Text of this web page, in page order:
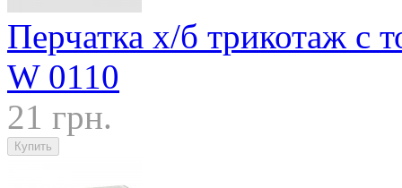
Перчатка х/б трикотаж с
W 0110
21 грн.